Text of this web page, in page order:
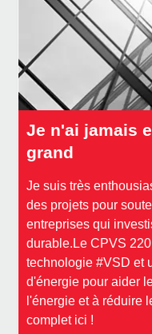
Je n'ai jamais
grand
Je suis très
des projets pour
entreprises qui
durable.Le CPVS
technologie #VSD et
d'énergie pour aider
l'énergie et à réduire
complet ici !